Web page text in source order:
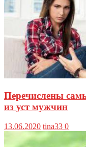
Перечислены
из уст мужчин
13.06.2020 tina33 0